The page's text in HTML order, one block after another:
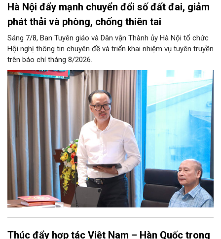
Hà Nội đẩy mạnh chuyển đổi số đất đai, giảm
phát thải và phòng, chống thiên tai
Sáng 7/8, Ban Tuyên giáo và Dân vận Thành ủy Hà Nội tổ chức
Hội nghị thông tin chuyên đề và triển khai nhiệm vụ tuyên truyền
trên báo chí tháng 8/2026.
Thúc đẩy hợp tác Việt Nam – Hàn Quốc trong